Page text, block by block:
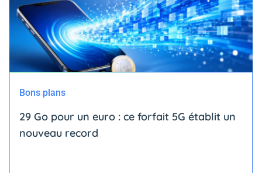
Bons plans
29 Go pour un euro : ce forfait 5G établit un
nouveau record